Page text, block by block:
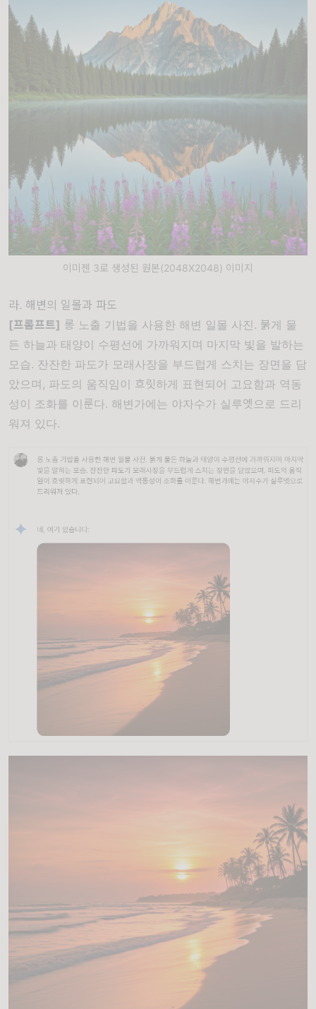
이미젠 3로 생성된 원본(2048X2048) 이미지
라. 해변의 일몰과 파도
[프롬프트] 롱 노출 기법을 사용한 해변 일몰 사진. 붉게 물
든 하늘과 태양이 수평선에 가까워지며 마지막 빛을 발하는
모습. 잔잔한 파도가 모래사장을 부드럽게 스치는 장면을 담
았으며, 파도의 움직임이 흐릿하게 표현되어 고요함과 역동
성이 조화를 이룬다. 해변가에는 야자수가 실루엣으로 드리
워져 있다.